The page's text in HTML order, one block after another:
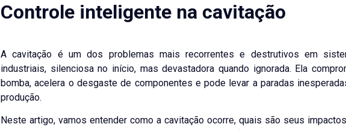
Controle inteligente na cavitação
A cavitação é um dos problemas mais recorrentes e destrutivos em
industriais, silenciosa no início, mas devastadora quando ignorada. Ela
bomba, acelera o desgaste de componentes e pode levar a paradas
produção.
Neste artigo, vamos entender como a cavitação ocorre, quais são seus